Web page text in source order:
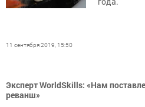
11 сентября 2019, 15:50
Эксперт WorldSkills: «Нам
реванш»